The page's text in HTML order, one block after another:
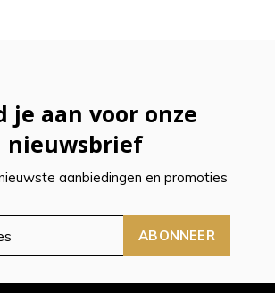
je aan voor onze
nieuwsbrief
aanbiedingen en promoties
ABONNEER